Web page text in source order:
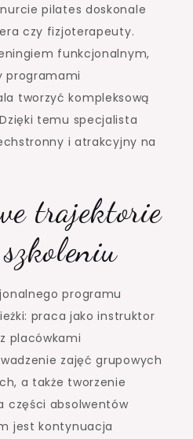
pilates doskonale
czy fizjoterapeuty.
funkcjonalnym,
programami
tworzyć kompleksową
temu specjalista
i atrakcyjny na
trajektorie
programu
praca jako instruktor
placówkami
zajęć grupowych
a także tworzenie
części absolwentów
jest kontynuacja